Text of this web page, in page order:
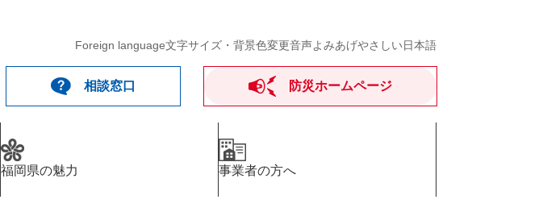
Foreign language文字サイズ・背景色変更音声よみあげやさしい日本語
相談窓口 防災ホームページ
福岡県の魅力 事業者の方へ